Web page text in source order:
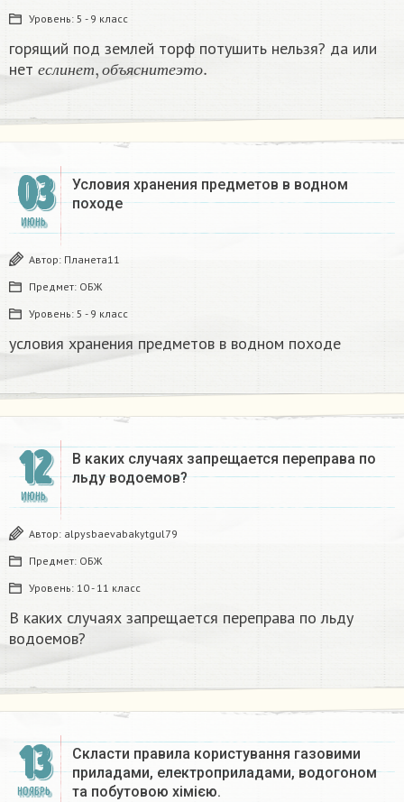
Уровень: 5 - 9 класс
горящий под землей торф потушить нельзя? да или
нет
е сл и н е т о б ъясн итеэто
если нет, объясни теэто .
03
ИЮНЬ
Условия хранения предметов в водном
походе
Автор: Планета11
Предмет: ОБЖ
Уровень: 5 - 9 класс
условия хранения предметов в водном походе
12
ИЮНЬ
В каких случаях запрещается переправа по
льду водоемов?
Автор: alpysbaevabakytgul79
Предмет: ОБЖ
Уровень: 10 - 11 класс
В каких случаях запрещается переправа по льду
водоемов?
13
НОЯБРЬ
Скласти правила користування газовими
приладами, електроприладами, водогоном
та побутовою хімією.